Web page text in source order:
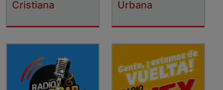
Cristiana
Urbana